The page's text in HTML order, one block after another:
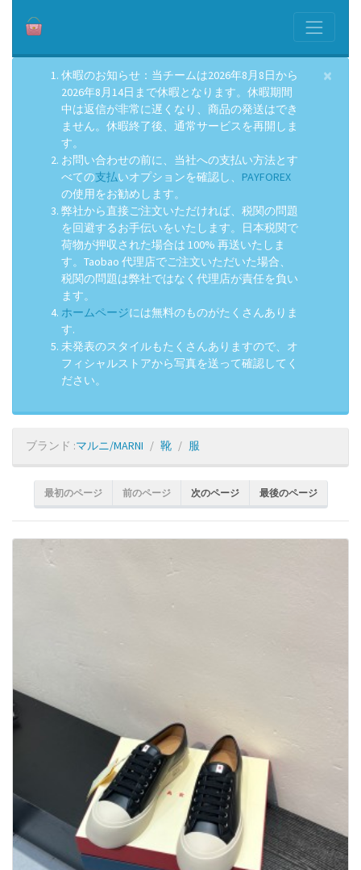
休暇のお知らせ：当チームは2026年8月8日から
2026年8月14日まで休暇となります。休暇期間
中は返信が非常に遅くなり、商品の発送はでき
ません。休暇終了後、通常サービスを再開しま
す。
お問い合わせの前に、当社への支払い方法とす
べての支払いオプションを確認し、 PAYFOREX
の使用をお勧めします。
弊社から直接ご注文いただければ、税関の問題
を回避するお手伝いをいたします。日本税関で
荷物が押収された場合は 100% 再送いたしま
す。Taobao 代理店でご注文いただいた場合、
税関の問題は弊社ではなく代理店が責任を負い
ます。
ホームページには無料のものがたくさんありま
す.
未発表のスタイルもたくさんありますので、オ
フィシャルストアから写真を送って確認してく
ださい。
×
ブランド :マルニ/MARNI 靴 服
最初のページ 前のページ 次のページ 最後のページ